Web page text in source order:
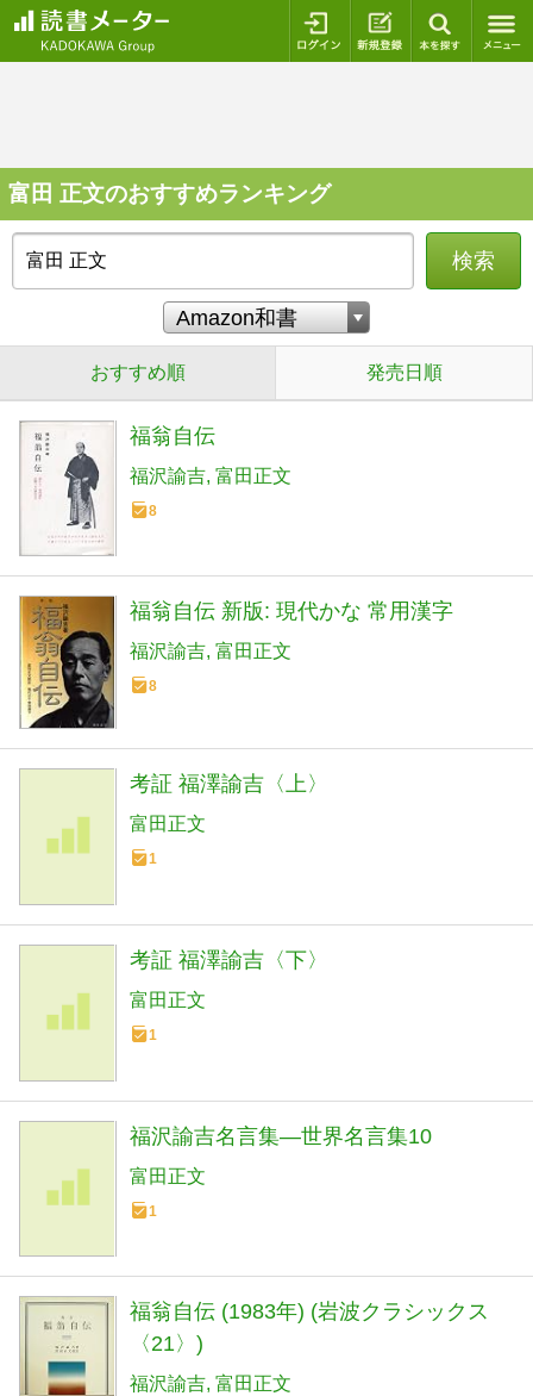
ログイン 新規登録
富田 正文のおすすめランキング
検索
おすすめ順 発売日順
福翁自伝
福沢諭吉 富田正文
8
福翁自伝 新版: 現代かな 常用漢字
福沢諭吉 富田正文
8
考証 福澤諭吉〈上〉
富田正文
1
考証 福澤諭吉〈下〉
富田正文
1
福沢諭吉名言集―世界名言集10
富田正文
1
福翁自伝 (1983年) (岩波クラシックス
〈21〉)
福沢諭吉 富田正文